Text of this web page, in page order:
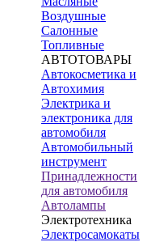
Воздушные
Салонные
Топливные
АВТОТОВАРЫ
Автокосметика и
Автохимия
Электрика и
электроника для
автомобиля
Автомобильный
инструмент
Принадлежности
для автомобиля
Автолампы
Электротехника
Электросамокаты